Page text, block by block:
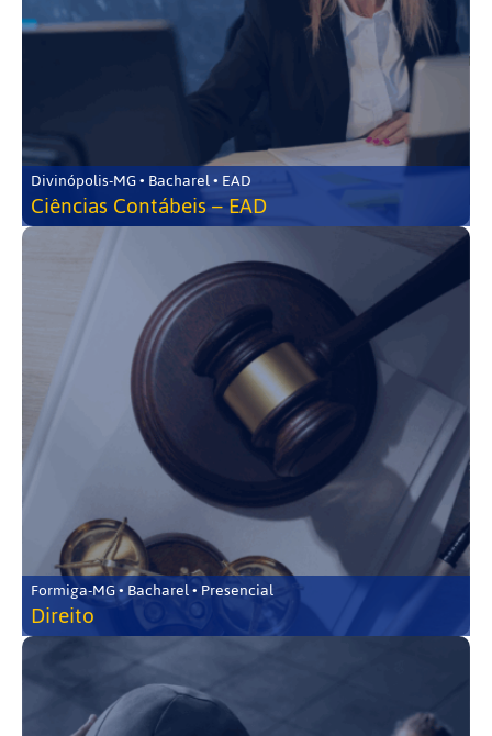
Divinópolis-MG • Bacharel • EAD
Ciências Contábeis – EAD
Formiga-MG • Bacharel • Presencial
Direito